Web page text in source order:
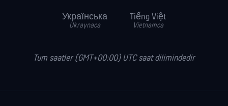
Українська
Ukraynaca
Tiếng Việt
Vietnamca
Tum saatler (GMT+00:00) UTC saat dilimindedir